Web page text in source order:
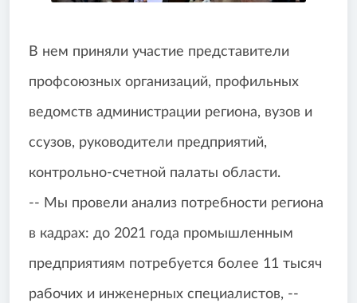
В нем приняли участие представители
профсоюзных организаций, профильных
ведомств администрации региона, вузов и
ссузов, руководители предприятий,
контрольно-счетной палаты области.
-- Мы провели анализ потребности региона
в кадрах: до 2021 года промышленным
предприятиям потребуется более 11 тысяч
рабочих и инженерных специалистов, --